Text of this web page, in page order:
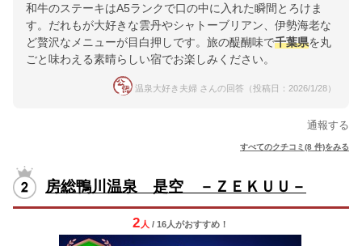
和牛のステーキはA5ランクで口の中に入れた瞬間とろけま
す。だれもが大好きな雲丹やシャトーブリアン、伊勢海老な
ど贅沢なメニューが目白押しです。旅の醍醐味で千葉県を丸
ごと味わえる素晴らしい宿でお楽しみください。
温泉大好き夫婦 さんの回答（投稿日：2026/1/28）
通報する
すべてのクチコミ(8 件)をみる
房総鴨川温泉 是空 －ＺＥＫＵＵ－
2 人 / 16人がおすすめ！